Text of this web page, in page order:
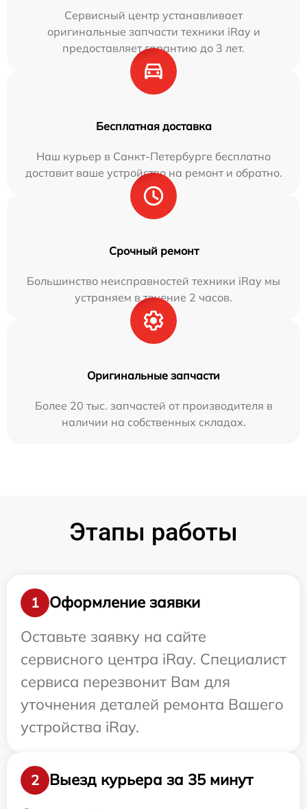
Сервисный центр устанавливает
оригинальные запчасти техники iRay и
предоставляет гарантию до 3 лет.
Бесплатная доставка
Наш курьер в Санкт-Петербурге бесплатно
доставит ваше устройство на ремонт и обратно.
Срочный ремонт
Большинство неисправностей техники iRay мы
устраняем в течение 2 часов.
Оригинальные запчасти
Более 20 тыс. запчастей от производителя в
наличии на собственных складах.
Этапы работы
1
Оформление заявки
Оставьте заявку на сайте
сервисного центра iRay. Специалист
сервиса перезвонит Вам для
уточнения деталей ремонта Вашего
устройства iRay.
2
Выезд курьера за 35 минут